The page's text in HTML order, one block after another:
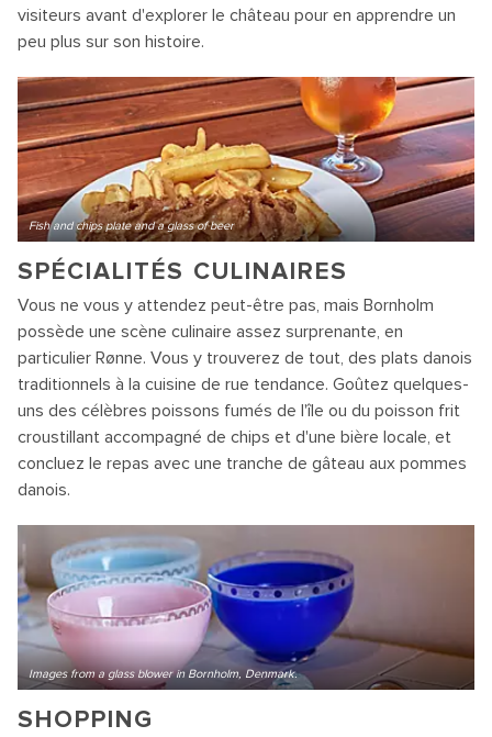
visiteurs avant d'explorer le château pour en apprendre un
peu plus sur son histoire.
Fish and chips plate and a glass of beer
SPÉCIALITÉS CULINAIRES
Vous ne vous y attendez peut-être pas, mais Bornholm
possède une scène culinaire assez surprenante, en
particulier Rønne. Vous y trouverez de tout, des plats danois
traditionnels à la cuisine de rue tendance. Goûtez quelques-
uns des célèbres poissons fumés de l'île ou du poisson frit
croustillant accompagné de chips et d'une bière locale, et
concluez le repas avec une tranche de gâteau aux pommes
danois.
Images from a glass blower in Bornholm, Denmark.
SHOPPING